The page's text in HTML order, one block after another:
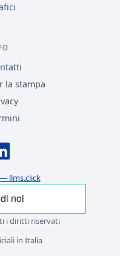
la stampa
i diritti riservati
in Italia